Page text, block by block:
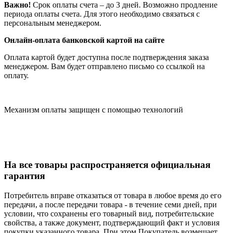
Важно! Срок оплаты счета – до 3 дней. Возможно продление
периода оплаты счета. Для этого необходимо связаться с
персональным менеджером.
Онлайн-оплата банковской картой на сайте
Оплата картой будет доступна после подтверждения заказа
менеджером. Вам будет отправлено письмо со ссылкой на
оплату.
Механизм оплаты защищен с помощью технологий
На все товары распространяется официальная
гарантия
Потребитель вправе отказаться от товара в любое время до его
передачи, а после передачи товара - в течение семи дней, при
условии, что сохранены его товарный вид, потребительские
свойства, а также документ, подтверждающий факт и условия